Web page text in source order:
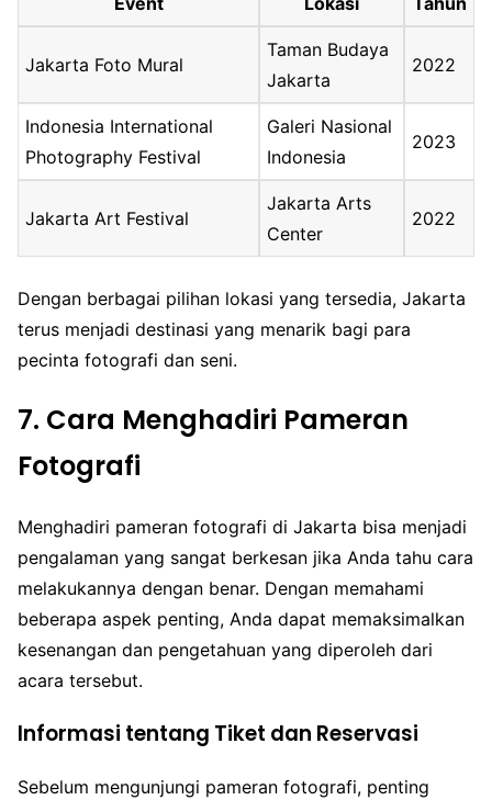
Jakarta Foto Mural
Taman Budaya
Jakarta
2022
Indonesia International
Photography Festival
Galeri Nasional
Indonesia
2023
Jakarta Art Festival
Jakarta Arts
Center
2022
Dengan berbagai pilihan lokasi yang tersedia, Jakarta
terus menjadi destinasi yang menarik bagi para
pecinta fotografi dan seni.
7. Cara Menghadiri Pameran
Fotografi
Menghadiri pameran fotografi di Jakarta bisa menjadi
pengalaman yang sangat berkesan jika Anda tahu cara
melakukannya dengan benar. Dengan memahami
beberapa aspek penting, Anda dapat memaksimalkan
kesenangan dan pengetahuan yang diperoleh dari
acara tersebut.
Informasi tentang Tiket dan Reservasi
Sebelum mengunjungi pameran fotografi, penting